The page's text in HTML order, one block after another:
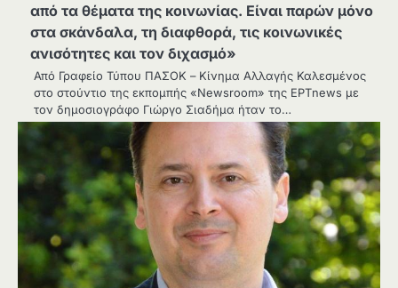
από τα θέματα της κοινωνίας. Είναι παρών μόνο
στα σκάνδαλα, τη διαφθορά, τις κοινωνικές
ανισότητες και τον διχασμό»
Από Γραφείο Τύπου ΠΑΣΟΚ – Κίνημα Αλλαγής Καλεσμένος
στο στούντιο της εκπομπής «Newsroom» της ΕΡΤnews με
τον δημοσιογράφο Γιώργο Σιαδήμα ήταν το…